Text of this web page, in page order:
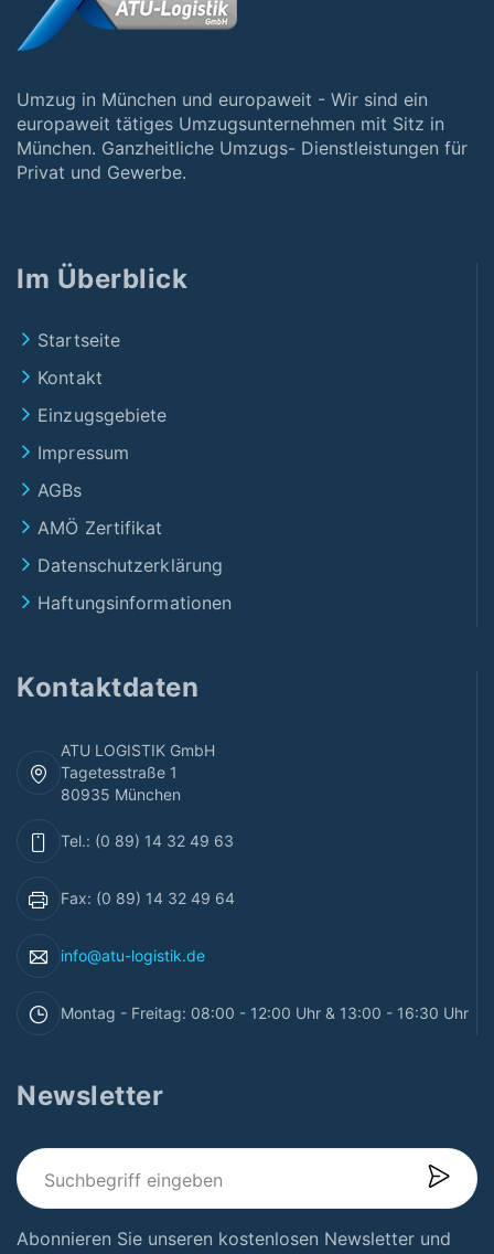
Umzug in München und europaweit - Wir sind ein
europaweit tätiges Umzugsunternehmen mit Sitz in
München. Ganzheitliche Umzugs- Dienstleistungen für
Privat und Gewerbe.
Im Überblick
Startseite
Kontakt
Einzugsgebiete
Impressum
AGBs
AMÖ Zertifikat
Datenschutzerklärung
Haftungsinformationen
Kontaktdaten
ATU LOGISTIK GmbH
Tagetesstraße 1
80935 München
Tel.: (0 89) 14 32 49 63
Fax: (0 89) 14 32 49 64
info@atu-logistik.de
Montag - Freitag: 08:00 - 12:00 Uhr & 13:00 - 16:30 Uhr
Newsletter
Abonnieren Sie unseren kostenlosen Newsletter und